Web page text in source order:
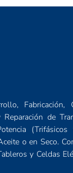
Fabricación,
de
(Trifásicos
o en Seco.
y Celdas